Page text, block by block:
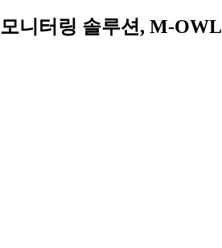
모니터링 솔루션, M-OWL